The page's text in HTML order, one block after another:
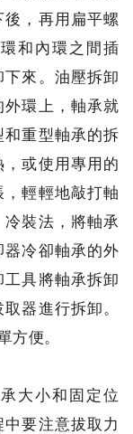
，再用扁平螺
和內環之間插
來。油壓拆卸
環上，軸承就
重型軸承的拆
或使用專用的
輕輕地敲打軸
裝法，將軸承
冷卻軸承的外
具將軸承拆卸
器進行拆卸。
方便。
大小和固定位
要注意拔取力